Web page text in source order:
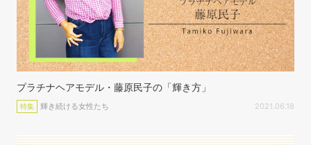
プラチナヘアモデル・藤原民子の「輝き方」
特集 輝き続ける女性たち 2021.06.18